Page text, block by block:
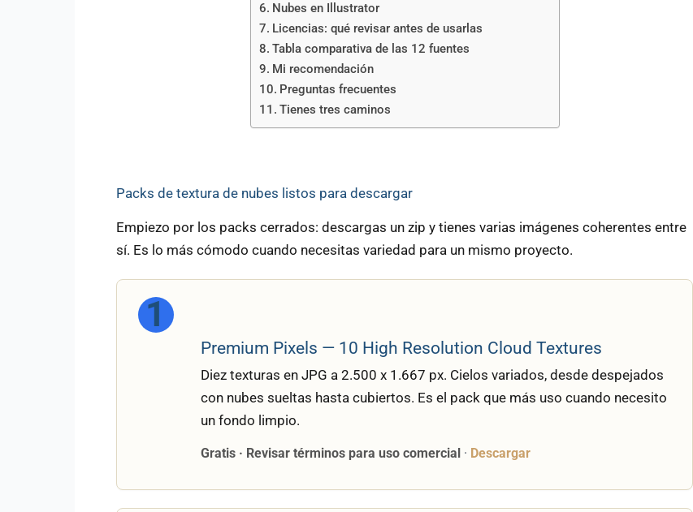
Nubes en Illustrator
Licencias: qué revisar antes de usarlas
Tabla comparativa de las 12 fuentes
Mi recomendación
Preguntas frecuentes
Tienes tres caminos
Packs de textura de nubes listos para descargar
Empiezo por los packs cerrados: descargas un zip y tienes varias imágenes coherentes entre
sí. Es lo más cómodo cuando necesitas variedad para un mismo proyecto.
1
Premium Pixels — 10 High Resolution Cloud Textures
Diez texturas en JPG a 2.500 x 1.667 px. Cielos variados, desde despejados
con nubes sueltas hasta cubiertos. Es el pack que más uso cuando necesito
un fondo limpio.
Gratis · Revisar términos para uso comercial· Descargar